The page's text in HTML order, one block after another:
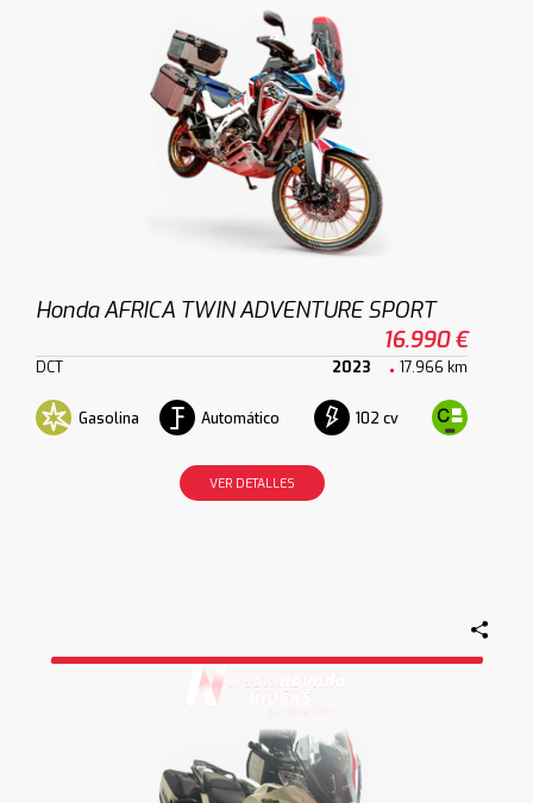
Honda AFRICA TWIN ADVENTURE SPORT
16.990 €
DCT 2023 17.966 km
Gasolina Automático 102 cv
VER DETALLES